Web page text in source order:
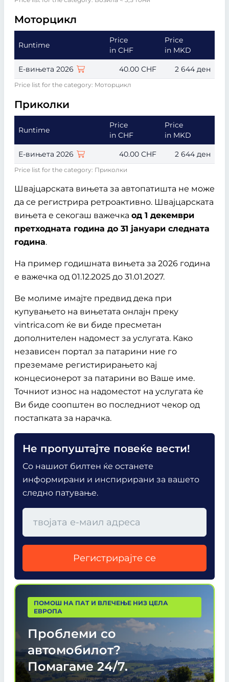
Moторцикл
Price list for the category: Moторцикл
Runtime
Price
in CHF
Price
in MKD
Е-вињета 2026 40.00 CHF 2 644 ден
Приколки
Price list for the category: Приколки
Runtime
Price
in CHF
Price
in MKD
Е-вињета 2026 40.00 CHF 2 644 ден
Швајцарската вињета за автопатишта не може
да се регистрира ретроактивно. Швајцарската
вињета е секогаш важечка од 1 декември
претходната година до 31 јануари следната
година.
На пример годишната вињета за 2026 година
е важечка од 01.12.2025 до 31.01.2027.
Ве молиме имајте предвид дека при
купувањето на вињетата онлајн преку
vintrica.com ќе ви биде пресметан
дополнителен надомест за услугата. Како
независен портал за патарини ние го
преземаме регистирирањето кај
концесионерот за патарини во Ваше име.
Точниот износ на надоместот на услугата ќе
Ви биде соопштен во последниот чекор од
постапката за нарачка.
Не пропуштајте повеќе вести!
Со нашиот билтен ќе останете
информирани и инспирирани за вашето
следно патување.
Регистрирајте се
ПОМОШ НА ПАТ И ВЛЕЧЕЊЕ НИЗ ЦЕЛА
ЕВРОПА
Проблеми со
автомобилот?
Помагаме24/7.